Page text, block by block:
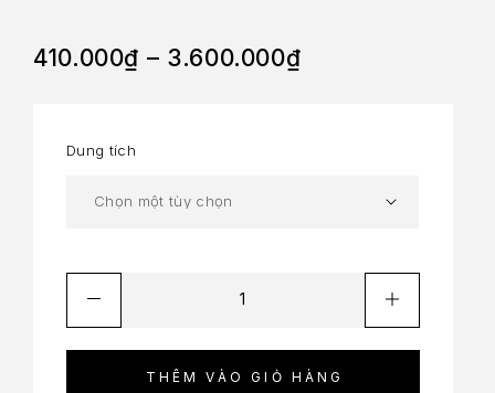
410.000₫ – 3.600.000₫
Dung tích
THÊM VÀO GIỎ HÀNG